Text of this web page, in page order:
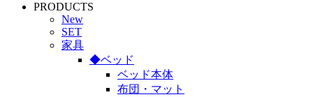
PRODUCTS
New
SET
家具
◆ベッド
ベッド本体
布団・マット